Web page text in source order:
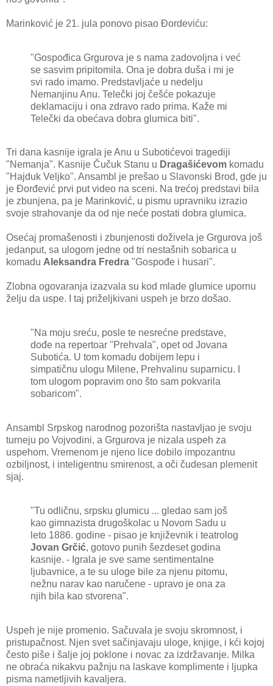
Marinković je 21. jula ponovo pisao Đordeviću:
"Gospođica Grgurova je s nama zadovoljna i već
se sasvim pripitomila. Ona je dobra duša i mi je
svi rado imamo. Predstavljaće u nedelju
Nemanjinu Anu. Telečki joj češće pokazuje
deklamaciju i ona zdravo rado prima. Kaže mi
Telečki da obećava dobra glumica biti".
Tri dana kasnije igrala je Anu u Subotićevoi tragediji
"Nemanja". Kasnije Čučuk Stanu u Dragašićevom komadu
"Hajduk Veljko". Ansambl je prešao u Slavonski Brod, gde ju
je Đorđević prvi put video na sceni. Na trećoj predstavi bila
je zbunjena, pa je Marinković, u pismu upravniku izrazio
svoje strahovanje da od nje neće postati dobra glumica.
Osećaj promašenosti i zbunjenosti doživela je Grgurova još
jedanput, sa ulogom jedne od tri nestašnih sobarica u
komadu Aleksandra Fredra "Gospođe i husari".
Zlobna ogovaranja izazvala su kod mlade glumice upornu
želju da uspe. I taj priželjkivani uspeh je brzo došao.
"Na moju sreću, posle te nesrećne predstave,
dođe na repertoar "Prehvala", opet od Jovana
Subotića. U tom komadu dobijem lepu i
simpatičnu ulogu Milene, Prehvalinu suparnicu. I
tom ulogom popravim ono što sam pokvarila
sobaricom".
Ansambl Srpskog narodnog pozorišta nastavljao je svoju
turneju po Vojvodini, a Grgurova je nizala uspeh za
uspehom. Vremenom je njeno lice dobilo impozantnu
ozbiljnost, i inteligentnu smirenost, a oči čudesan plemenit
sjaj.
"Tu odličnu, srpsku glumicu ... gledao sam još
kao gimnazista drugoškolac u Novom Sadu u
leto 1886. godine - pisao je književnik i teatrolog
Jovan Grčić, gotovo punih šezdeset godina
kasnije. - Igrala je sve same sentimentalne
ljubavnice, a te su uloge bile za njenu pitomu,
nežnu narav kao naručene - upravo je ona za
njih bila kao stvorena".
Uspeh je nije promenio. Sačuvala je svoju skromnost, i
pristupačnost. Njen svet sačinjavaju uloge, knjige, i kći kojoj
često piše i šalje joj poklone i novac za izdržavanje. Milka
ne obraća nikakvu pažnju na laskave komplimente i ljupka
pisma nametljivih kavaljera.